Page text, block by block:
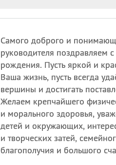
Самого доброго и
руководителя поздравляем
рождения. Пусть яркой и
Ваша жизнь, пусть всегда
вершины и достигать
Желаем крепчайшего
и морального здоровья,
детей и окружающих,
и творческих затей,
благополучия и большого